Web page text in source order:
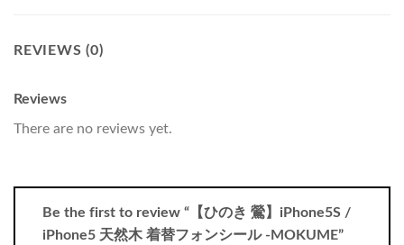
REVIEWS (0)
Reviews
There are no reviews yet.
Be the first to review “【ひのき 鶯】iPhone5S /
iPhone5 天然木 着替フォンシール -MOKUME”